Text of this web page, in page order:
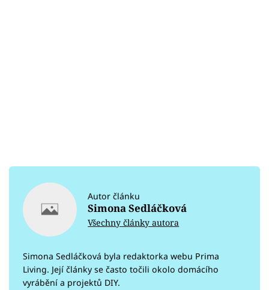
Autor článku
Simona Sedláčková
Všechny články autora
Simona Sedláčková byla redaktorka webu Prima
Living. Její články se často točili okolo domácího
vyrábění a projektů DIY.